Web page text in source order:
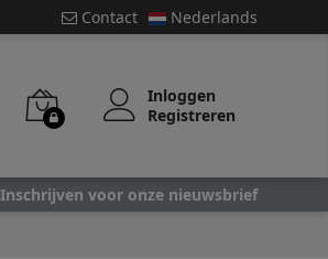
Contact Nederlands
Inloggen
Registreren
Inschrijven voor onze nieuwsbrief